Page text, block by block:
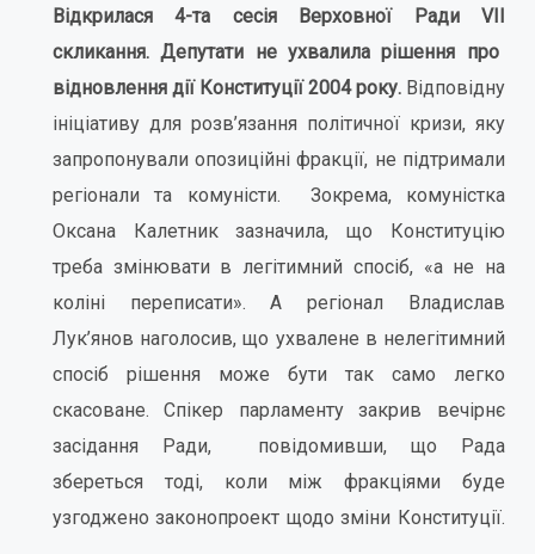
Відкрилася 4-та сесія Верховної Ради VII
скликання. Депутати не ухвалила рішення про
відновлення дії Конституції 2004 року. Відповідну
ініціативу для розв’язання політичної кризи, яку
запропонували опозиційні фракції, не підтримали
регіонали та комуністи. Зокрема, комуністка
Оксана Калетник зазначила, що Конституцію
треба змінювати в легітимний спосіб, «а не на
коліні переписати». А регіонал Владислав
Лук’янов наголосив, що ухвалене в нелегітимний
спосіб рішення може бути так само легко
скасоване. Спікер парламенту закрив вечірнє
засідання Ради, повідомивши, що Рада
збереться тоді, коли між фракціями буде
узгоджено законопроект щодо зміни Конституції.